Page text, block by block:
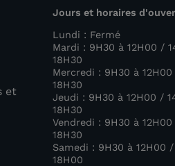
et
Jours et horaires
Lundi : Fermé
Mardi : 9H30 à 12H00 /
18H30
Mercredi : 9H30 à 12H00
18H30
Jeudi : 9H30 à 12H00 /
18H30
Vendredi : 9H30 à
18H30
Samedi : 9H30 à 12H00 /
18H00